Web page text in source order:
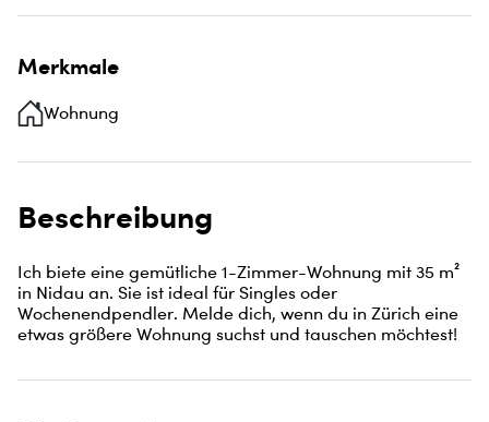
Merkmale
Wohnung
Beschreibung
Ich biete eine gemütliche 1-Zimmer-Wohnung mit 35 m²
in Nidau an. Sie ist ideal für Singles oder
Wochenendpendler. Melde dich, wenn du in Zürich eine
etwas größere Wohnung suchst und tauschen möchtest!